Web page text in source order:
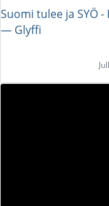
Suomi tulee ja SYÖ
― Glyffi